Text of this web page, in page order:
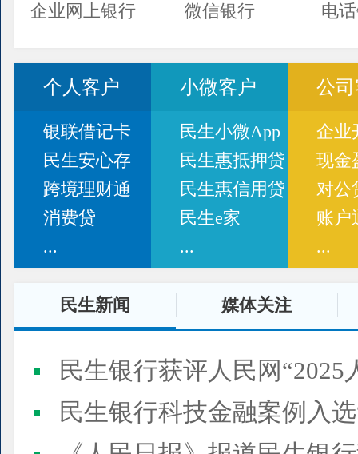
企业网上银行 微信银行 电
个人客户
银联借记卡
民生安心存
跨境理财通
消费贷
...
小微客户
民生小微App
民生惠抵押贷
民生惠信用贷
民生e家
...
公
企业
现金
对公
账户
...
民生新闻 媒体关注
民生银行获评人民网“2025
民生银行科技金融案例入选“2025人民